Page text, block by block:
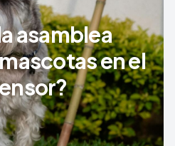
asamblea
en el